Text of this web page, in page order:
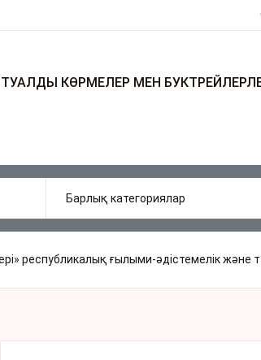
КӨРМЕЛЕР МЕН
республикалық ғылыми-əдістемелік